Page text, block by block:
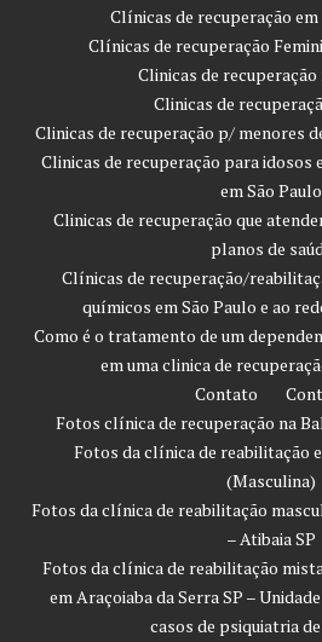
Clínicas de recuperação
Clínicas de recuperação
Clinicas de
Clinicas de
Clinicas de recuperação p/ menores
Clinicas de recuperação para idosos
em São Paulo
Clinicas de recuperação que
planos de
Clínicas de recuperação/
químicos em São Paulo e ao
Como é o tratamento de um
em uma clinica de
Contato
Fotos clínica de recuperação na
Fotos da clínica de reabilitação
(Masculina)
Fotos da clínica de reabilitação
– Atibaia SP
Fotos da clínica de reabilitação
em Araçoiaba da Serra SP –
casos de psiquiatria